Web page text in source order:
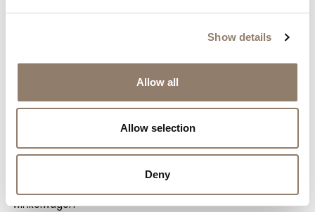
Show details
Allow all
Allow selection
Deny
winkelwagen
Prijs beschikbaar in
winkelwagen